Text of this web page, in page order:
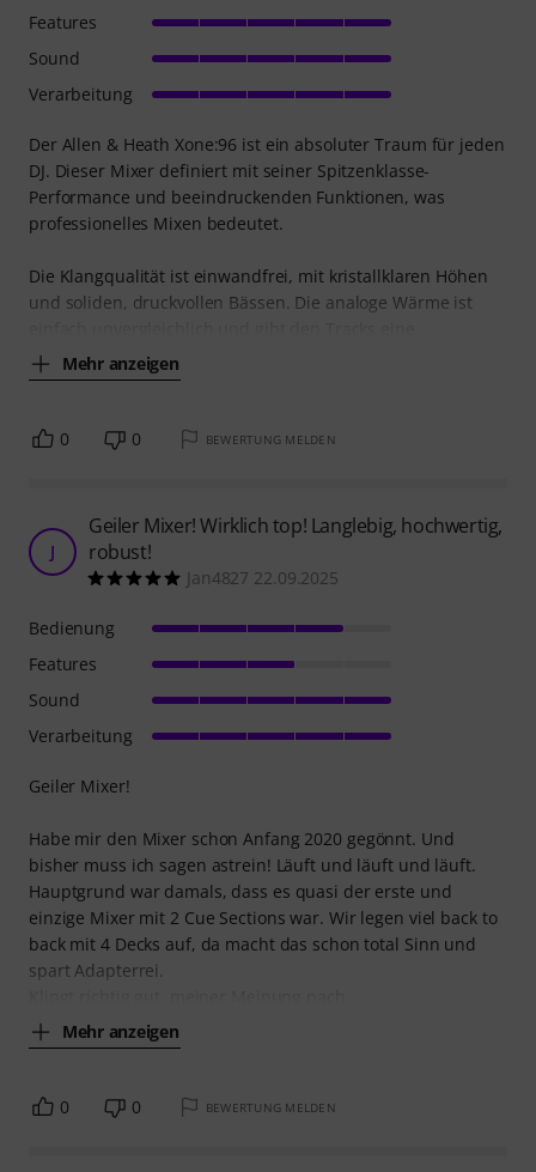
Der Allen & Heath Xone:96 ist ein absoluter Traum für jeden
DJ. Dieser Mixer definiert mit seiner Spitzenklasse-
Performance und beeindruckenden Funktionen, was
professionelles Mixen bedeutet.
Die Klangqualität ist einwandfrei, mit kristallklaren Höhen
und soliden, druckvollen Bässen. Die analoge Wärme ist
Mehr anzeigen
Features
Sound
Verarbeitung
0 0 BEWERTUNG MELDEN
J
Geiler Mixer! Wirklich top! Langlebig, hochwertig,
robust!
Jan4827 22.09.2025
Geiler Mixer!
Habe mir den Mixer schon Anfang 2020 gegönnt. Und
bisher muss ich sagen astrein! Läuft und läuft und läuft.
Hauptgrund war damals, dass es quasi der erste und
einzige Mixer mit 2 Cue Sections war. Wir legen viel back to
back mit 4 Decks auf, da macht das schon total Sinn und
spart Adapterrei.
Mehr anzeigen
Bedienung
Features
Sound
Verarbeitung
0 0 BEWERTUNG MELDEN